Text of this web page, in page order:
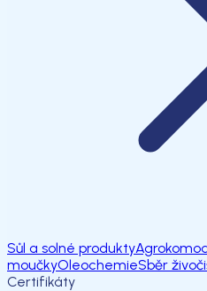
Sůl a solné produkty
moučkyOleochemieSběr
Certifikáty